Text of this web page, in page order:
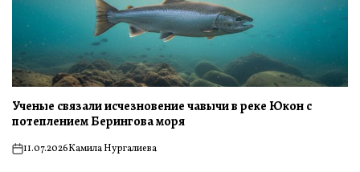
Ученые связали исчезновение чавычи в реке Юкон с
потеплением Берингова моря
on11.07.2026Камила Нургалиева